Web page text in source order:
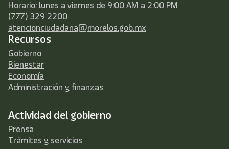
Horario: lunes a viernes de 9:00 AM a 2:00 PM
(777) 329 2200
atencionciudadana@morelos.gob.mx
Recursos
Gobierno
Bienestar
Economía
Administración y finanzas
Actividad del gobierno
Prensa
Trámites y servicios